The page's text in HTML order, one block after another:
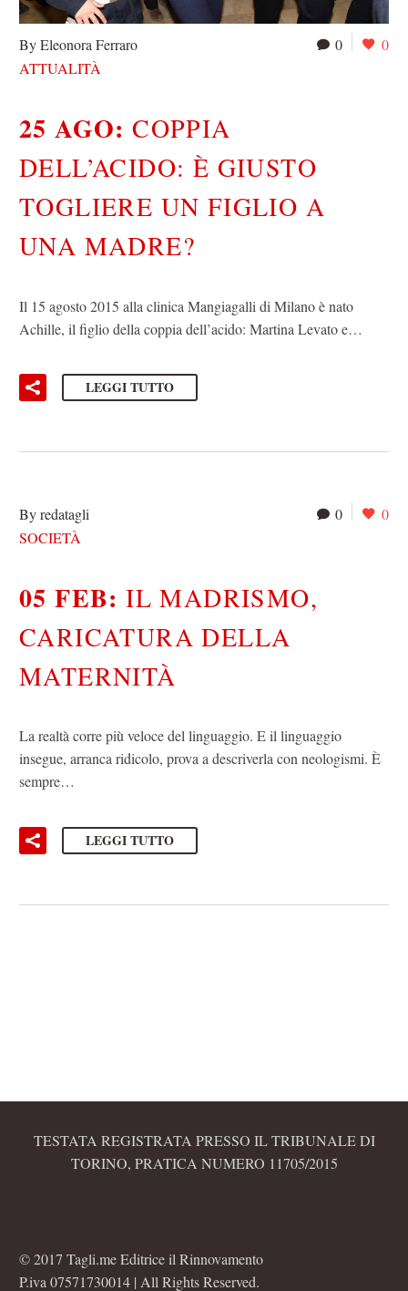
0 0
By Eleonora Ferraro
ATTUALITÀ
25 AGO:COPPIA
DELL’ACIDO: È GIUSTO
TOGLIERE UN FIGLIO A
UNA MADRE?
Il 15 agosto 2015 alla clinica Mangiagalli di Milano è nato
Achille, il figlio della coppia dell’acido: Martina Levato e…
LEGGI TUTTO
0 0
By redatagli
SOCIETÀ
05 FEB:IL MADRISMO,
CARICATURA DELLA
MATERNITÀ
La realtà corre più veloce del linguaggio. E il linguaggio
insegue, arranca ridicolo, prova a descriverla con neologismi. È
sempre…
LEGGI TUTTO
TESTATA REGISTRATA PRESSO IL TRIBUNALE DI
TORINO, PRATICA NUMERO 11705/2015
© 2017 Tagli.me Editrice il Rinnovamento
P.iva 07571730014 | All Rights Reserved.